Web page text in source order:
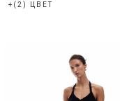
+(2) ЦВЕТ